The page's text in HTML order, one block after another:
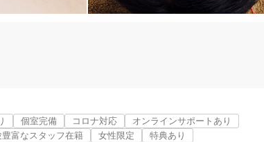
する施術と経絡鍼灸療法という
法を行っています
個室完備 コロナ対応
オンラインサポートあり
豊富なスタッフ在籍 女性限定
特典あり